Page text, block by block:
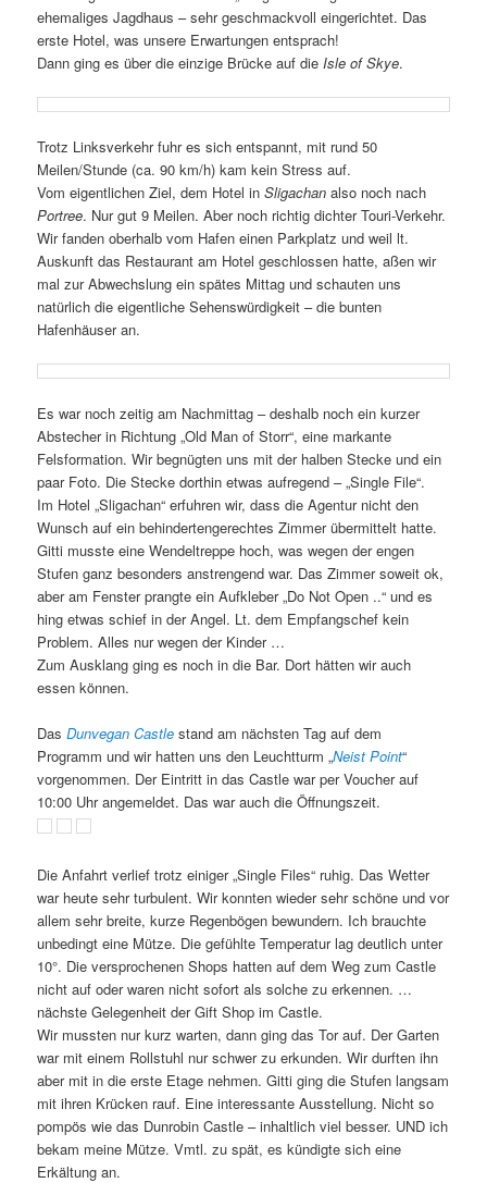
ehemaliges Jagdhaus – sehr geschmackvoll eingerichtet. Das
erste Hotel, was unsere Erwartungen entsprach!
Dann ging es über die einzige Brücke auf die Isle of Skye.
Trotz Linksverkehr fuhr es sich entspannt, mit rund 50
Meilen/Stunde (ca. 90 km/h) kam kein Stress auf.
Vom eigentlichen Ziel, dem Hotel inSligachan also noch nach
Portree. Nur gut 9 Meilen. Aber noch richtig dichter Touri-Verkehr.
Wir fanden oberhalb vom Hafen einen Parkplatz und weil lt.
Auskunft das Restaurant am Hotel geschlossen hatte, aßen wir
mal zur Abwechslung ein spätes Mittag und schauten uns
natürlich die eigentliche Sehenswürdigkeit – die bunten
Hafenhäuser an.
Es war noch zeitig am Nachmittag – deshalb noch ein kurzer
Abstecher in Richtung „Old Man of Storr“, eine markante
Felsformation. Wir begnügten uns mit der halben Stecke und ein
paar Foto. Die Stecke dorthin etwas aufregend – „Single File“.
Im Hotel „Sligachan“ erfuhren wir, dass die Agentur nicht den
Wunsch auf ein behindertengerechtes Zimmer übermittelt hatte.
Gitti musste eine Wendeltreppe hoch, was wegen der engen
Stufen ganz besonders anstrengend war. Das Zimmer soweit ok,
aber am Fenster prangte ein Aufkleber „Do Not Open ..“ und es
hing etwas schief in der Angel. Lt. dem Empfangschef kein
Problem. Alles nur wegen der Kinder …
Zum Ausklang ging es noch in die Bar. Dort hätten wir auch
essen können.
DasDunvegan Castle stand am nächsten Tag auf dem
Programm und wir hatten uns den Leuchtturm „Neist Point“
vorgenommen. Der Eintritt in das Castle war per Voucher auf
10:00 Uhr angemeldet. Das war auch die Öffnungszeit.
Die Anfahrt verlief trotz einiger „Single Files“ ruhig. Das Wetter
war heute sehr turbulent. Wir konnten wieder sehr schöne und vor
allem sehr breite, kurze Regenbögen bewundern. Ich brauchte
unbedingt eine Mütze. Die gefühlte Temperatur lag deutlich unter
10°. Die versprochenen Shops hatten auf dem Weg zum Castle
nicht auf oder waren nicht sofort als solche zu erkennen. …
nächste Gelegenheit der Gift Shop im Castle.
Wir mussten nur kurz warten, dann ging das Tor auf. Der Garten
war mit einem Rollstuhl nur schwer zu erkunden. Wir durften ihn
aber mit in die erste Etage nehmen. Gitti ging die Stufen langsam
mit ihren Krücken rauf. Eine interessante Ausstellung. Nicht so
pompös wie das Dunrobin Castle – inhaltlich viel besser. UND ich
bekam meine Mütze. Vmtl. zu spät, es kündigte sich eine
Erkältung an.